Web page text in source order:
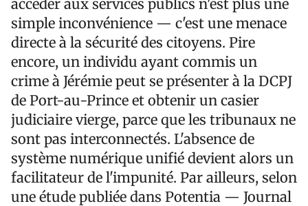
accéder aux services publics n'est plus une
simple inconvénience — c'est une menace
directe à la sécurité des citoyens. Pire
encore, un individu ayant commis un
crime à Jérémie peut se présenter à la DCPJ
de Port-au-Prince et obtenir un casier
judiciaire vierge, parce que les tribunaux ne
sont pas interconnectés. L'absence de
système numérique unifié devient alors un
facilitateur de l'impunité. Par ailleurs, selon
une étude publiée dans Potentia — Journal